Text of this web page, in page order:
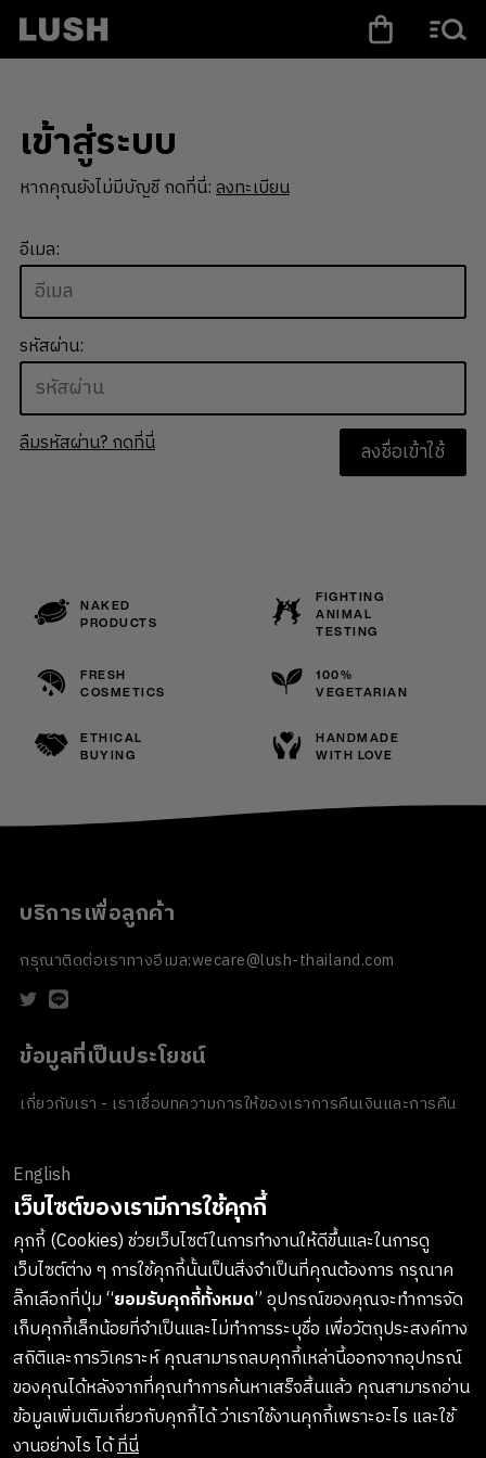
เข้าสู่ระบบ
หากคุณยังไม่มีบัญชี กดที่นี่:ลงทะเบียน
อีเมล:
รหัสผ่าน:
ลืมรหัสผ่าน? กดที่นี่ ลงชื่อเข้าใช้
NAKED
PRODUCTS
FIGHTING
ANIMAL
TESTING
FRESH
COSMETICS
100%
VEGETARIAN
ETHICAL
BUYING
HANDMADE
WITH LOVE
บริการเพื่อลูกค้า
กรุณาติดต่อเราทางอีเมล:wecare@lush-thailand.com
ข้อมูลที่เป็นประโยชน์
เกี่ยวกับเรา - เราเชื่อบทความการให้ของเราการคืนเงินและการคืน
ช่องทางการชำระเงิน
ลงทะเบียนรับข่าวสารจาก LUSH
เกาะติดทุกการอัพเดทสินค้าใหม่ๆ กิจกรรมต่างๆและอื่นๆอีกมากมาย
ทางบริษัทจะไม่เปิดเผยหรือเผยแพร่ข้อมูลส่วนตัวของคุณให้แก่
บุคคลที่สาม และคุณสามารถกดยกเลิกรับข่าวสารได้ทุกเมื่อ
English
เว็บไซต์ของเรามีการใช้คุกกี้
คุกกี้ (Cookies) ช่วยเว็บไซต์ในการทำงานให้ดีขึ้นและในการดู
เว็บไซต์ต่าง ๆ การใช้คุกกี้นั้นเป็นสิ่งจำเป็นที่คุณต้องการ กรุณาค
ลิ๊กเลือกที่ปุ่ม “ยอมรับคุกกี้ทั้งหมด” อุปกรณ์ของคุณจะทำการจัด
เก็บคุกกี้เล็กน้อยที่จำเป็นและไม่ทำการระบุชื่อ เพื่อวัตถุประสงค์ทาง
สถิติและการวิเคราะห์ คุณสามารถลบคุกกี้เหล่านี้ออกจากอุปกรณ์
ของคุณได้หลังจากที่คุณทำการค้นหาเสร็จสิ้นแล้ว คุณสามารถอ่าน
ข้อมูลเพิ่มเติมเกี่ยวกับคุกกี้ได้ ว่าเราใช้งานคุกกี้เพราะอะไร และใช้
งานอย่างไร ได้ที่นี่